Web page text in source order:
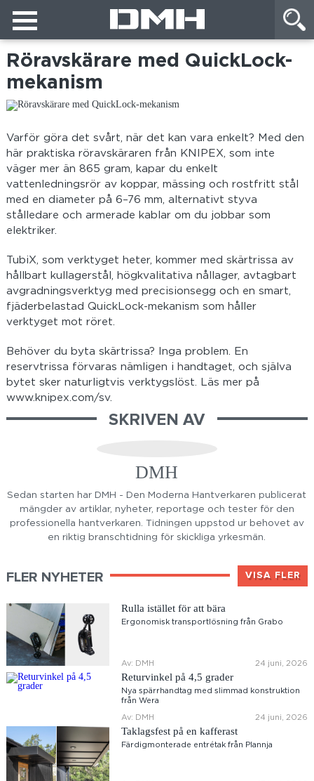
Röravskärare med QuickLock-
mekanism
Varför göra det svårt, när det kan vara enkelt? Med den
här praktiska röravskäraren från KNIPEX, som inte
väger mer än 865 gram, kapar du enkelt
vattenledningsrör av koppar, mässing och rostfritt stål
med en diameter på 6–76 mm, alternativt styva
stålledare och armerade kablar om du jobbar som
elektriker.
TubiX, som verktyget heter, kommer med skärtrissa av
hållbart kullagerstål, högkvalitativa nållager, avtagbart
avgradningsverktyg med precisionsegg och en smart,
fjäderbelastad QuickLock-mekanism som håller
verktyget mot röret.
Behöver du byta skärtrissa? Inga problem. En
reservtrissa förvaras nämligen i handtaget, och själva
bytet sker naturligtvis verktygslöst. Läs mer på
www.knipex.com/sv.
SKRIVEN AV
DMH
Sedan starten har DMH - Den Moderna Hantverkaren publicerat
mängder av artiklar, nyheter, reportage och tester för den
professionella hantverkaren. Tidningen uppstod ur behovet av
en riktig branschtidning för skickliga yrkesmän.
FLER NYHETER VISA FLER
Rulla istället för att bära
Ergonomisk transportlösning från Grabo
Av: DMH 24 juni, 2026
Returvinkel på 4,5 grader
Nya spärrhandtag med slimmad konstruktion
från Wera
Av: DMH 24 juni, 2026
Taklagsfest på en kafferast
Färdigmonterade entrétak från Plannja